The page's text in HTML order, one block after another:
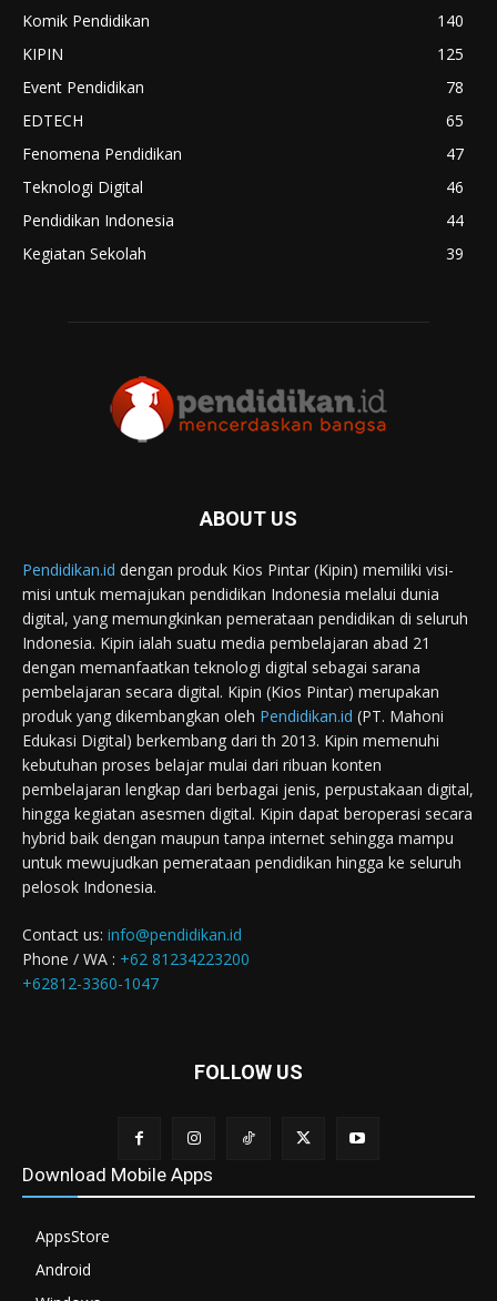
Komik Pendidikan
140
KIPIN
125
Event Pendidikan
78
EDTECH
65
Fenomena Pendidikan
47
Teknologi Digital
46
Pendidikan Indonesia
44
Kegiatan Sekolah
39
ABOUT US
Pendidikan.id dengan produk Kios Pintar (Kipin) memiliki visi-
misi untuk memajukan pendidikan Indonesia melalui dunia
digital, yang memungkinkan pemerataan pendidikan di seluruh
Indonesia. Kipin ialah suatu media pembelajaran abad 21
dengan memanfaatkan teknologi digital sebagai sarana
pembelajaran secara digital. Kipin (Kios Pintar) merupakan
produk yang dikembangkan oleh Pendidikan.id (PT. Mahoni
Edukasi Digital) berkembang dari th 2013. Kipin memenuhi
kebutuhan proses belajar mulai dari ribuan konten
pembelajaran lengkap dari berbagai jenis, perpustakaan digital,
hingga kegiatan asesmen digital. Kipin dapat beroperasi secara
hybrid baik dengan maupun tanpa internet sehingga mampu
untuk mewujudkan pemerataan pendidikan hingga ke seluruh
pelosok Indonesia.
Contact us: info@pendidikan.id
Phone / WA : +62 81234223200
+62812-3360-1047
FOLLOW US
Download Mobile Apps
AppsStore
Android